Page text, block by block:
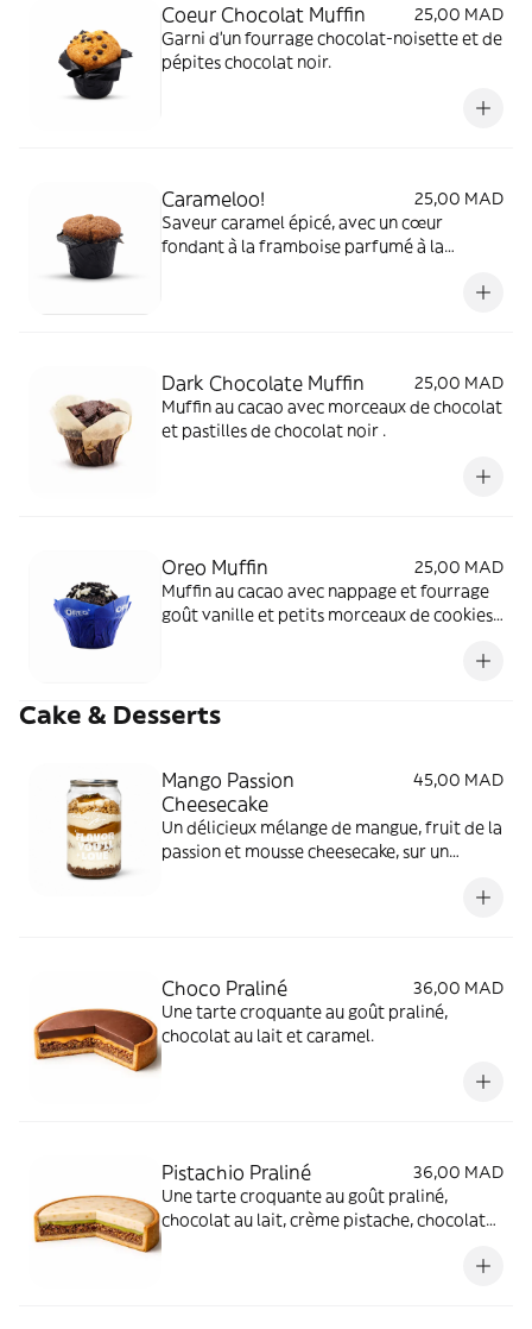
Coeur Chocolat Muffin
25,00 MAD
Garni d'un fourrage chocolat-noisette et de
pépites chocolat noir.
Carameloo!
25,00 MAD
Saveur caramel épicé, avec un cœur
fondant à la framboise parfumé à la
Dark Chocolate Muffin
25,00 MAD
Muffin au cacao avec morceaux de chocolat
et pastilles de chocolat noir .
Oreo Muffin
25,00 MAD
Muffin au cacao avec nappage et fourrage
goût vanille et petits morceaux de cookies
Cake & Desserts
Mango Passion
Cheesecake
45,00 MAD
Un délicieux mélange de mangue, fruit de la
passion et mousse cheesecake, sur un
de la mangue fraîche et un zeste de citron
Choco Praliné
36,00 MAD
Une tarte croquante au goût praliné,
chocolat au lait et caramel.
Pistachio Praliné
36,00 MAD
Une tarte croquante au goût praliné,
chocolat au lait, crème pistache, chocolat